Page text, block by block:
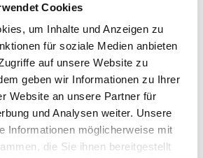
Cookies
um Inhalte und Anzeigen zu
für soziale Medien anbieten
auf unsere Website zu
geben wir Informationen zu Ihrer
Website an unsere Partner für
und Analysen weiter. Unsere
Informationen möglicherweise mit
die Sie ihnen bereitgestellt
Kloster Abensberg bei Neustadt
wählte den Ordensnamen
4. Januar 1801 wurde er vom
Valentin Anton Freiherr
Priester geweiht. Das Kloster
von der Zentrale für
Rom, “Sacra Congregatio de
die Anfrage, zwei Missionare ins